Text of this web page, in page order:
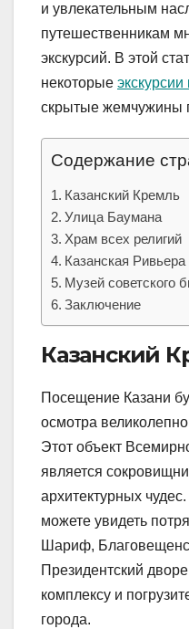
и увлекательным
путешественникам
экскурсий. В этой
некоторые
скрытые жемчужины
Содержание
Казанский Кремль
Улица Баумана
Храм всех религий
Казанская Ривьера
Музей советского
Заключение
Казанский
Посещение Казани
осмотра
Этот объект
является
архитектурных
можете увидеть
Шариф,
Президентский
комплексу и
города.